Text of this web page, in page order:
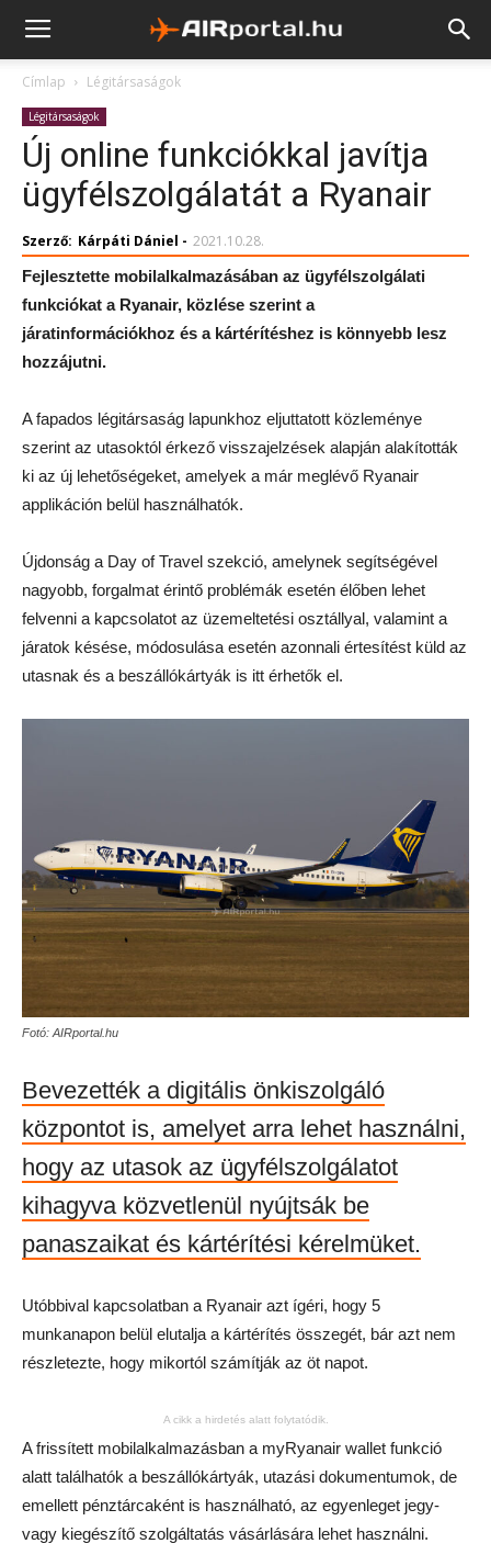
Címlap Légitársaságok
Légitársaságok
Új online funkciókkal javítja
ügyfélszolgálatát a Ryanair
Szerző: Kárpáti Dániel - 2021.10.28.
Fejlesztette mobilalkalmazásában az ügyfélszolgálati
funkciókat a Ryanair, közlése szerint a
járatinformációkhoz és a kártérítéshez is könnyebb lesz
hozzájutni.
A fapados légitársaság lapunkhoz eljuttatott közleménye
szerint az utasoktól érkező visszajelzések alapján alakították
ki az új lehetőségeket, amelyek a már meglévő Ryanair
applikáción belül használhatók.
Újdonság a Day of Travel szekció, amelynek segítségével
nagyobb, forgalmat érintő problémák esetén élőben lehet
felvenni a kapcsolatot az üzemeltetési osztállyal, valamint a
járatok késése, módosulása esetén azonnali értesítést küld az
utasnak és a beszállókártyák is itt érhetők el.
Fotó: AIRportal.hu
Bevezették a digitális önkiszolgáló
központot is, amelyet arra lehet használni,
hogy az utasok az ügyfélszolgálatot
kihagyva közvetlenül nyújtsák be
panaszaikat és kártérítési kérelmüket.
Utóbbival kapcsolatban a Ryanair azt ígéri, hogy 5
munkanapon belül elutalja a kártérítés összegét, bár azt nem
részletezte, hogy mikortól számítják az öt napot.
A cikk a hirdetés alatt folytatódik.
A frissített mobilalkalmazásban a myRyanair wallet funkció
alatt találhatók a beszállókártyák, utazási dokumentumok, de
emellett pénztárcaként is használható, az egyenleget jegy-
vagy kiegészítő szolgáltatás vásárlására lehet használni.